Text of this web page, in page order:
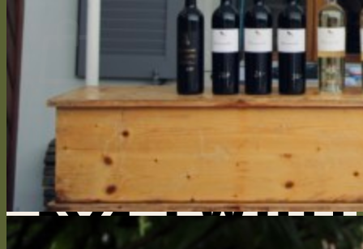
Votre panier est vide.
Retour à la boutique